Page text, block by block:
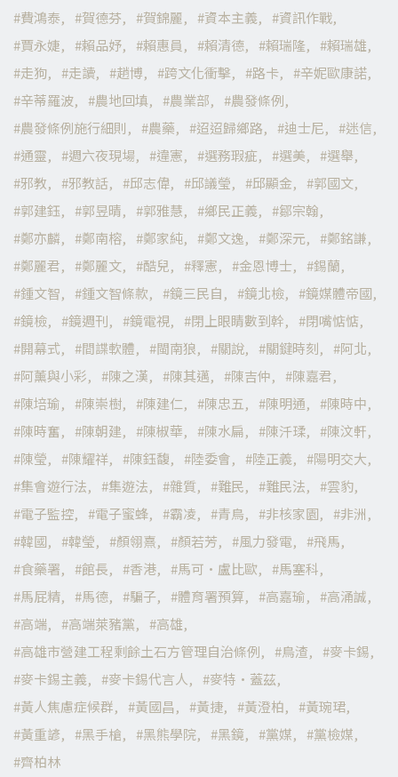
費鴻泰
賀德芬 賀錦麗 資本主義
資訊作戰
賈永婕
賴品妤 賴惠員 賴清德 賴瑞隆
賴瑞雄
走狗
走讀 趙博 跨文化衝擊 路卡
辛妮歐康諾
辛蒂羅波
農地回填 農業部
農發條例
農發條例施行細則
農藥 迢迢歸鄉路 迪士尼
迷信
通靈
週六夜現場 違憲 選務瑕疵 選美
選舉
邪教
邪教話 邱志偉 邱議瑩 邱顯金
郭國文
郭建鈺
郭昱晴 郭雅慧 鄉民正義
鄒宗翰
鄭亦麟
鄭南榕 鄭家純 鄭文逸 鄭深元
鄭銘謙
鄭麗君
鄭麗文 酷兒 釋憲 金恩博士
錫蘭
鍾文智
鍾文智條款 鏡三民自 鏡北檢
鏡媒體帝國
鏡檢
鏡週刊 鏡電視 閉上眼睛數到幹
閉嘴惦惦
開幕式
間諜軟體 閩南狼 關說 關鍵時刻
阿北
阿薰與小彩
陳之漢 陳其邁 陳吉仲
陳嘉君
陳培瑜
陳崇樹 陳建仁 陳忠五 陳明通
陳時中
陳時奮
陳朝建 陳椒華 陳水扁 陳汘瑈
陳汶軒
陳瑩
陳耀祥 陳鈺馥 陸委會 陸正義
陽明交大
集會遊行法
集遊法 雜質 難民 難民法
雲豹
電子監控
電子蜜蜂 霸凌 青鳥 非核家園
非洲
韓國
韓瑩 顏翎熹 顏若芳 風力發電
飛馬
食藥署
館長 香港 馬可·盧比歐
馬塞科
馬屁精
馬德 騙子 體育署預算 高嘉瑜
高涌誠
高端
高端萊豬黨
高雄
高雄市營建工程剩餘土石方管理自治條例
鳥渣
麥卡錫
麥卡錫主義
麥卡錫代言人
麥特·蓋茲
黃人焦慮症候群
黃國昌 黃捷 黃澄柏
黃琬珺
黃重諺
黑手槍 黑熊學院 黑鏡 黨媒
黨檢媒
齊柏林